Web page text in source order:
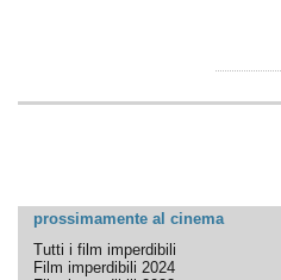
prossimamente al cinema
Tutti i film imperdibili
Film imperdibili 2024